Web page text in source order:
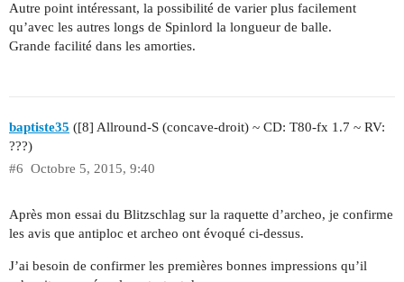
Autre point intéressant, la possibilité de varier plus facilement
qu’avec les autres longs de Spinlord la longueur de balle.
Grande facilité dans les amorties.
baptiste35 ([8] Allround-S (concave-droit) ~ CD: T80-fx 1.7 ~ RV:
???)
Octobre 5, 2015, 9:40
#6
Après mon essai du Blitzschlag sur la raquette d’archeo, je confirme
les avis que antiploc et archeo ont évoqué ci-dessus.
J’ai besoin de confirmer les premières bonnes impressions qu’il